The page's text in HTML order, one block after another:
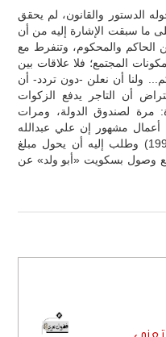
الدستور والقانون، لم يحقق
ما سبقت الإشارة إليه من أن
الحاكم والمحكوم، وتنفرط مع
المجتمع؛ فلا علاقات بين
ولنا أن نعلن -دون تردد- أن
أن التاجر يدفع الزكوات
مرة لصندوق الدولة، ومرات
مشهور إن علي عبدالله
صالح اتصل به أثناء فتنة الانفصال (1994) وطلب إليه أن يحول مبلغ
وصول بسكويت «أبو ولد» عن